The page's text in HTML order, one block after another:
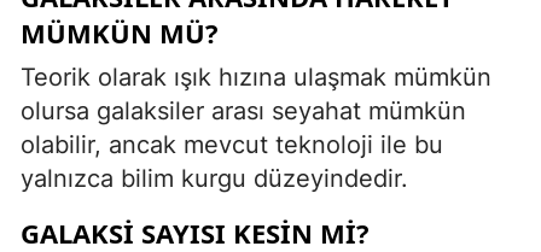
MÜMKÜN MÜ?
Teorik olarak ışık hızına ulaşmak mümkün
olursa galaksiler arası seyahat mümkün
olabilir, ancak mevcut teknoloji ile bu
yalnızca bilim kurgu düzeyindedir.
GALAKSI SAYISI KESIN MI?